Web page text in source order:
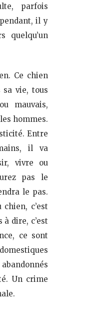
parfois
il y
quelqu’un
Ce chien
sa vie, tous
mauvais,
hommes.
Entre
il va
vivre ou
pas le
le pas.
c’est
à dire, c’est
ce sont
Un crime